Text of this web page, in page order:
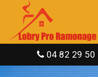
04 82 29 50